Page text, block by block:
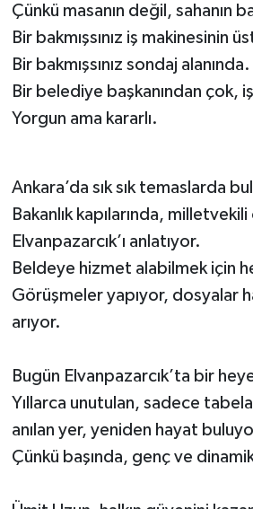
Çünkü masanın değil, sahanın
Bir bakmışsınız iş makinesinin
Bir bakmışsınız sondaj alanında.
Bir belediye başkanından çok,
Yorgun ama kararlı.
Ankara’da sık sık temaslarda
Bakanlık kapılarında,
Elvanpazarcık’ı anlatıyor.
Beldeye hizmet alabilmek için
Görüşmeler yapıyor, dosyalar
arıyor.
Bugün Elvanpazarcık’ta bir
Yıllarca unutulan, sadece
anılan yer, yeniden hayat
Çünkü başında, genç ve